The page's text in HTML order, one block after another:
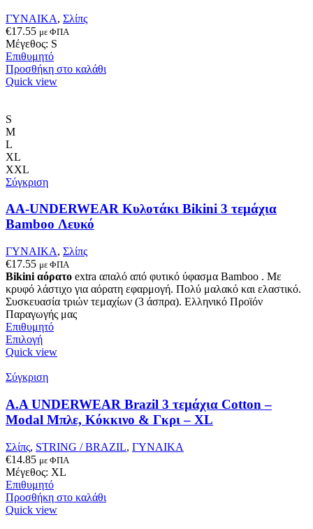
ΓΥΝΑΙΚΑ, Σλίπς
€17.55 με ΦΠΑ
Μέγεθος: S
Επιθυμητό
Προσθήκη στο καλάθι
Quick view
S
M
L
XL
XXL
Σύγκριση
AA-UNDERWEAR Κυλοτάκι Bikini 3 τεμάχια
Bamboo Λευκό
ΓΥΝΑΙΚΑ, Σλίπς
€17.55 με ΦΠΑ
Bikini αόρατο extra απαλό από φυτικό ύφασμα Bamboo . Με
κρυφό λάστιχο για αόρατη εφαρμογή. Πολύ μαλακό και ελαστικό.
Συσκευασία τριών τεμαχίων (3 άσπρα). Ελληνικό Προϊόν
Παραγωγής μας
Επιθυμητό
ΕπιλογήΑυτό
το
έχει
παραλλαγές.
Οι
επιλογές
να
επιλεγούν
στη
σελίδα
του
προϊόντος
Quick view
Σύγκριση
A.A UNDERWEAR Brazil 3 τεμάχια Cotton –
Modal Μπλε, Κόκκινο & Γκρι – XL
Σλίπς, STRING / BRAZIL, ΓΥΝΑΙΚΑ
€14.85 με ΦΠΑ
Μέγεθος: XL
Επιθυμητό
Προσθήκη στο καλάθι
Quick view